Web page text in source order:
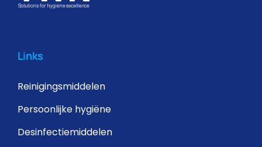
Links
Reinigingsmiddelen
Persoonlijke hygiëne
Desinfectiemiddelen